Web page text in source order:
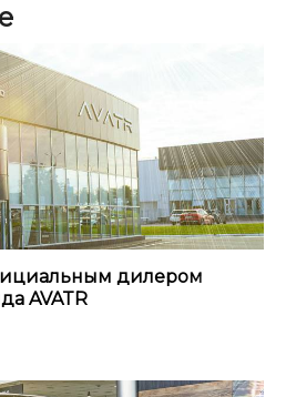
дилером
AVATR